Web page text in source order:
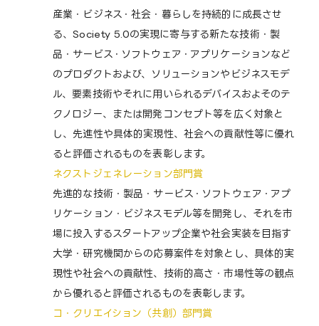
産業・ビジネス・社会・暮らしを持続的に成長させ
る、Society 5.0の実現に寄与する新たな技術・製
品・サービス・ソフトウェア・アプリケーションなど
のプロダクトおよび、ソリューションやビジネスモデ
ル、要素技術やそれに用いられるデバイスおよそのテ
クノロジー、または開発コンセプト等を広く対象と
し、先進性や具体的実現性、社会への貢献性等に優れ
ると評価されるものを表彰します。
ネクストジェネレーション部門賞
先進的な技術・製品・サービス・ソフトウェア・アプ
リケーション・ビジネスモデル等を開発し、それを市
場に投入するスタートアップ企業や社会実装を目指す
大学・研究機関からの応募案件を対象とし、具体的実
現性や社会への貢献性、技術的高さ・市場性等の観点
から優れると評価されるものを表彰します。
コ・クリエイション（共創）部門賞